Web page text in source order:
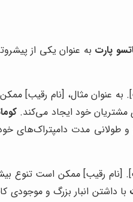
پارت به عنوان یکی از
به عنوان مثال، [نام رقیب]
مشتریان خود ایجاد می‌کند.
طولانی مدت دامپتراک‌های
[نام رقیب] ممکن است تنوع
با داشتن انبار بزرگ و موجودی